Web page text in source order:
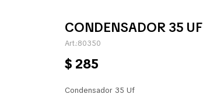
CONDENSADOR 35 UF
80350
$ 285
Condensador 35 Uf